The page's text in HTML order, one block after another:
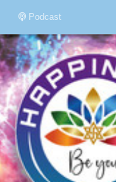
Podcast